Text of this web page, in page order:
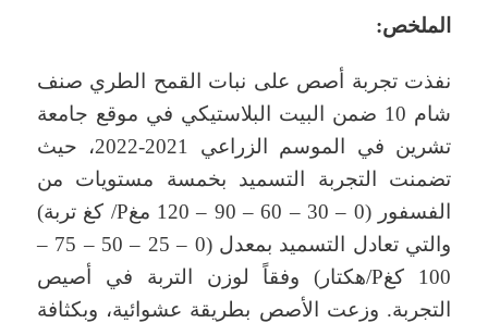
الملخص:
نفذت تجربة أصص على نبات القمح الطري صنف
شام 10 ضمن البيت البلاستيكي في موقع جامعة
تشرين في الموسم الزراعي 2021-2022، حيث
تضمنت التجربة التسميد بخمسة مستويات من
الفسفور (0 – 30 – 60 – 90 – 120 مغP/ كغ تربة)
والتي تعادل التسميد بمعدل (0 – 25 – 50 – 75 –
100 كغP/هكتار) وفقاً لوزن التربة في أصيص
التجربة. وزعت الأصص بطريقة عشوائية، وبكثافة